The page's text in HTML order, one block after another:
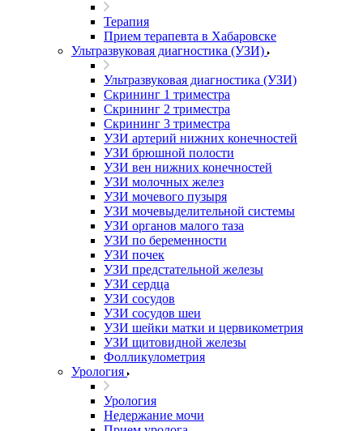
Терапия
Прием терапевта в Хабаровске
Ультразвуковая диагностика (УЗИ)
Ультразвуковая диагностика (УЗИ)
Скрининг 1 триместра
Скрининг 2 триместра
Скрининг 3 триместра
УЗИ артерий нижних конечностей
УЗИ брюшной полости
УЗИ вен нижних конечностей
УЗИ молочных желез
УЗИ мочевого пузыря
УЗИ мочевыделительной системы
УЗИ органов малого таза
УЗИ по беременности
УЗИ почек
УЗИ предстательной железы
УЗИ сердца
УЗИ сосудов
УЗИ сосудов шеи
УЗИ шейки матки и цервикометрия
УЗИ щитовидной железы
Фолликулометрия
Урология
Урология
Недержание мочи